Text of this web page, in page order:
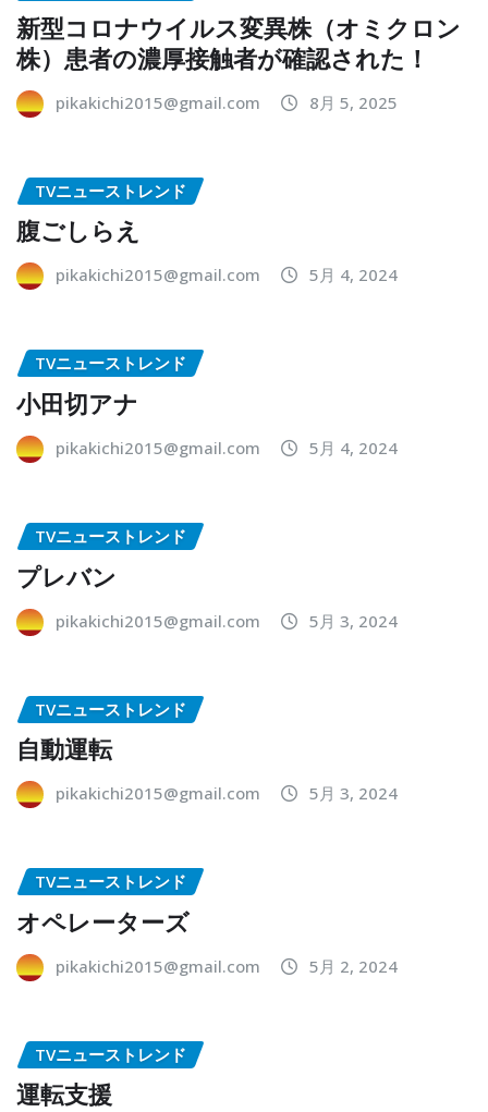
新型コロナウイルス変異株（オミクロン
株）患者の濃厚接触者が確認された！
pikakichi2015@gmail.com 8月 5, 2025
TVニューストレンド
腹ごしらえ
pikakichi2015@gmail.com 5月 4, 2024
TVニューストレンド
小田切アナ
pikakichi2015@gmail.com 5月 4, 2024
TVニューストレンド
プレバン
pikakichi2015@gmail.com 5月 3, 2024
TVニューストレンド
自動運転
pikakichi2015@gmail.com 5月 3, 2024
TVニューストレンド
オペレーターズ
pikakichi2015@gmail.com 5月 2, 2024
TVニューストレンド
運転支援